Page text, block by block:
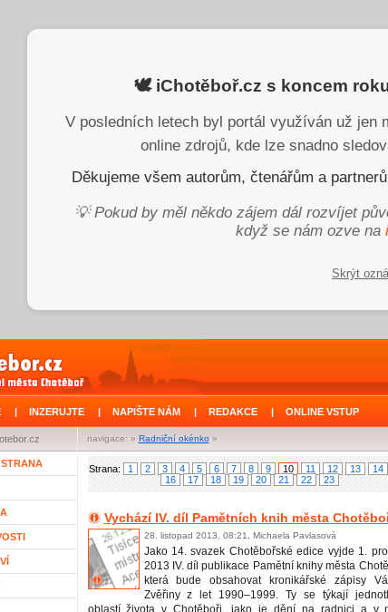
🕊️ iChotěboř.cz s koncem
V posledních letech byl portál využíván už jen
online zdrojů, kde lze snadno
Děkujeme všem autorům, čtenářům a
💡 Pokud by měl někdo zájem dál rozvíjet
když se nám ozve na
Skrýt
| INZERUJTE | NAPIŠTE NÁM | REDAKCE | ONLINE VSTUP
navigace: » Radniční okénko »
Strana: 1 2 3 4 5 6 7 8 9 10 11 12 13 14
16
17 18 19 20 21 22 23
Vychází IV. díl Pamětních knih města
28. listopad 2013, 08:21, Michaela Pavlasová
Jako 14. svazek Chotěbořské edice vyjde 1.
2013 IV. díl publikace Pamětní knihy města
která bude obsahovat kronikářské zápisy
Zvěřiny z let 1990–1999. Ty se týkají
oblastí života v Chotěboři, jako je dění na radnici a v